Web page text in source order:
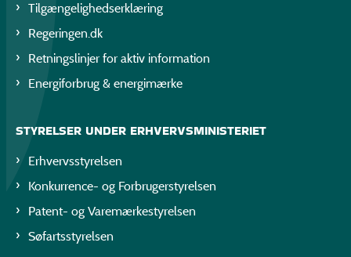
Tilgængelighedserklæring
Regeringen.dk
Retningslinjer for aktiv information
Energiforbrug & energimærke
STYRELSER UNDER ERHVERVSMINISTERIET
Erhvervsstyrelsen
Konkurrence- og Forbrugerstyrelsen
Patent- og Varemærkestyrelsen
Søfartsstyrelsen